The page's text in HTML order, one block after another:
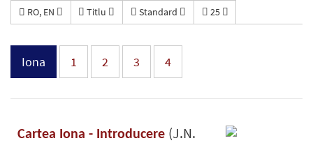
RO, EN Titlu Standard 25
Iona 1 2 3 4
Cartea Iona - Introducere (J.N.